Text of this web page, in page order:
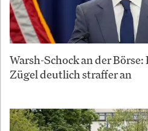
Warsh-Schock an der
Zügel deutlich straffer an